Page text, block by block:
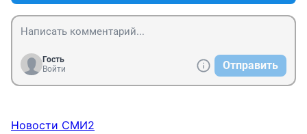
Гость
Войти
Отправить
Новости СМИ2